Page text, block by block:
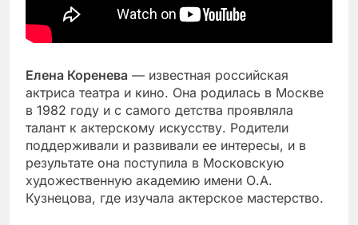
Елена Коренева — известная российская
актриса театра и кино. Она родилась в Москве
в 1982 году и c самого детства проявляла
талант к актерскому искусству. Родители
поддерживали и развивали ее интересы, и в
результате она поступила в Московскую
художественную академию имени О.А.
Кузнецова, где изучала актерское мастерство.